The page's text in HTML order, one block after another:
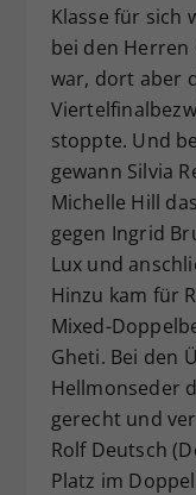
Klasse für sich
bei den
war, dort aber
stoppte. Und
gewann Silvia
Michelle Hill
gegen Ingrid
Lux und
Hinzu kam für
Mixed-
Gheti. Bei den
Hellmonseder
gerecht und
Rolf Deutsch
Platz im